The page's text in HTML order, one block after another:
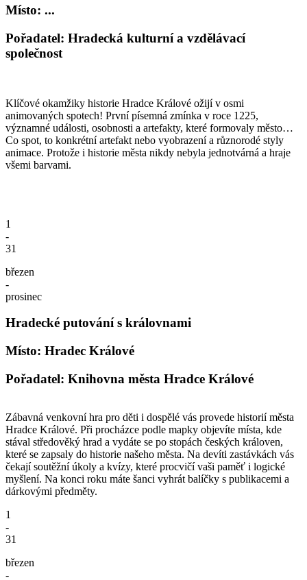
Místo: ...
Pořadatel: Hradecká kulturní a vzdělávací
společnost
Klíčové okamžiky historie Hradce Králové ožijí v osmi
animovaných spotech! První písemná zmínka v roce 1225,
významné události, osobnosti a artefakty, které formovaly město…
Co spot, to konkrétní artefakt nebo vyobrazení a různorodé styly
animace. Protože i historie města nikdy nebyla jednotvárná a hraje
všemi barvami.
1
-
31
březen
-
prosinec
Hradecké putování s královnami
Místo: Hradec Králové
Pořadatel: Knihovna města Hradce Králové
Zábavná venkovní hra pro děti i dospělé vás provede historií města
Hradce Králové. Při procházce podle mapky objevíte místa, kde
stával středověký hrad a vydáte se po stopách českých královen,
které se zapsaly do historie našeho města. Na devíti zastávkách vás
čekají soutěžní úkoly a kvízy, které procvičí vaši paměť i logické
myšlení. Na konci roku máte šanci vyhrát balíčky s publikacemi a
dárkovými předměty.
1
-
31
březen
-